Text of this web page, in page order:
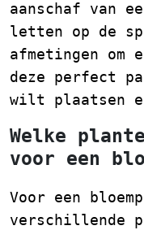
aanschaf van
letten op de
afmetingen om
deze perfect
wilt plaatsen
Welke
voor een
Voor een
verschillende